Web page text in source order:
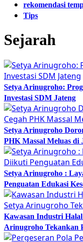
rekomendasi
Tips
Sejarah
Setya Arinugroho:
Investasi SDM Jateng
Setya Arinugroho
PHK Massal Meluas di
Setya Arinugroho :
Penguatan Edukasi
Kawasan Industri
Arinugroho Tekankan